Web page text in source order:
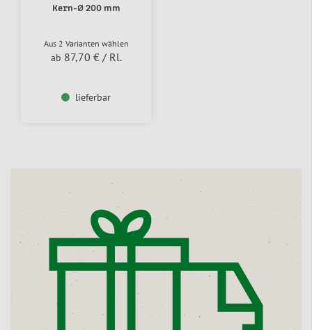
Kern-Ø 200 mm
Aus 2 Varianten wählen
ab 87,70 € / Rl.
lieferbar